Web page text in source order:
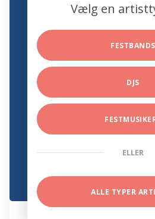
Vælg en
FESTBANDS
DJS
ELLER
ALLE TYPER